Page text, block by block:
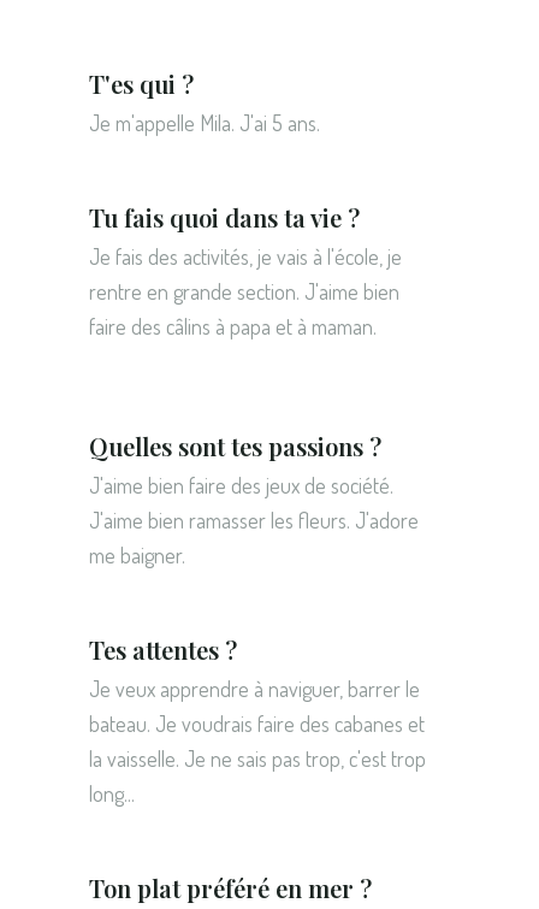
T'es qui ?
Je m'appelle Mila. J'ai 5 ans.
Tu fais quoi dans ta vie ?
Je fais des activités, je vais à l'école, je
rentre en grande section. J'aime bien
faire des câlins à papa et à maman.
Quelles sont tes passions ?
J'aime bien faire des jeux de société.
J'aime bien ramasser les fleurs. J'adore
me baigner.
Tes attentes ?
Je veux apprendre à naviguer, barrer le
bateau. Je voudrais faire des cabanes et
la vaisselle. Je ne sais pas trop, c'est trop
long...
Ton plat préféré en mer ?